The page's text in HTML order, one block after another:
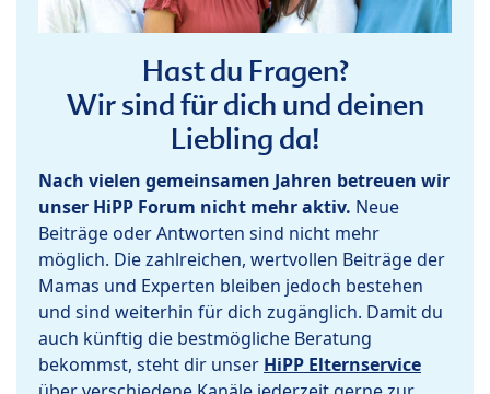
Hast du Fragen?
Wir sind für dich und deinen
Liebling da!
Nach vielen gemeinsamen Jahren betreuen wir
unser HiPP Forum nicht mehr aktiv. Neue
Beiträge oder Antworten sind nicht mehr
möglich. Die zahlreichen, wertvollen Beiträge der
Mamas und Experten bleiben jedoch bestehen
und sind weiterhin für dich zugänglich. Damit du
auch künftig die bestmögliche Beratung
bekommst, steht dir unser HiPP Elternservice